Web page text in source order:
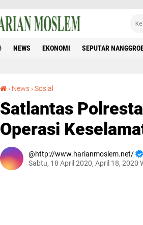
NEWS EKONOMI SEPUTAR
› News ›Sosial
Satlantas
Operasi
http://www.harianmoslem.net/
Sabtu, 18 April 2020, April 18, 2020